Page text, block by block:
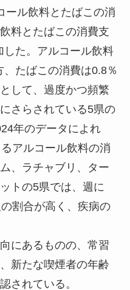
ル飲料とたばこの消
料とたばこの消費支
た。アルコール飲料
たばこの消費は0.8％
して、過度かつ頻繁
さらされている5県の
年のデータによれ
アルコール飲料の消
、ラチャブリ、ター
トの5県では、週に
割合が高く、疾病の
にあるものの、常習
新たな喫煙者の年齢
されている。